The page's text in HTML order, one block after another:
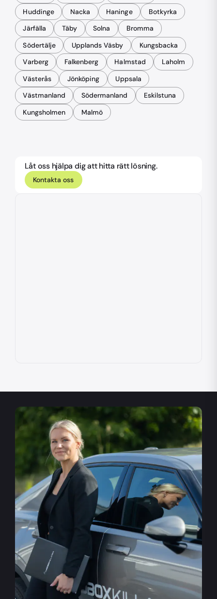
Huddinge
Nacka Haninge
Botkyrka
Järfälla
Täby Solna
Bromma
Södertälje
Upplands Väsby
Kungsbacka
Varberg
Falkenberg Halmstad
Laholm
Västerås
Jönköping
Uppsala
Västmanland
Södermanland
Eskilstuna
Kungsholmen
Malmö
Låt oss hjälpa dig att hitta rätt lösning.
Kontakta oss